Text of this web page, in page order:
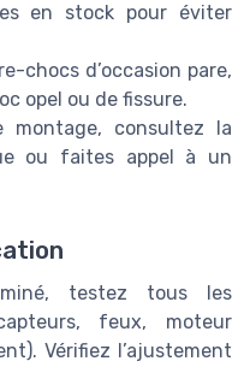
en stock pour éviter
chocs d’occasion pare,
opel ou de fissure.
consultez la
ou faites appel à un
testez tous les
feux, moteur
Vérifiez l’ajustement